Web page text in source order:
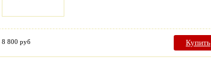
8 800 руб Купить